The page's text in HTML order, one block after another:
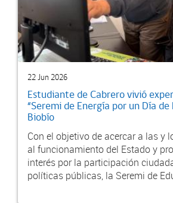
22 Jun 2026
Estudiante de Cabrero vivió
“Seremi de Energía por un Día
Biobío
Con el objetivo de acercar a las y
al funcionamiento del Estado y
interés por la participación
políticas públicas, la Seremi de